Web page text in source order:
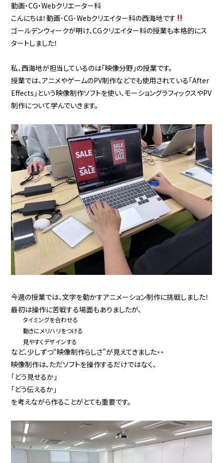
動画・CG・Webクリエーター科
こんにちは！動画･CG･Webクリエイター科の西海地です
ゴールデンウィークが明け、CGクリエイター科の授業も本格的にス
タートしました！
私、西海地が担当しているのは「映像分野」の授業です。
授業では、アニメやゲームのPV制作などでも使用されている「After
Effects」という映像制作ソフトを使い、モーショングラフィックスやPV
制作について学んでいきます。
今週の授業では、文字を動かすアニメーション制作に挑戦しました！
最初は操作に苦戦する場面もありましたが、
タイミングを合わせる
動きにメリハリをつける
見やすくデザインする
など、少しずつ“映像制作らしさ”が見えてきました
映像制作は、ただソフトを操作するだけではなく、
「どう見せるか」
「どう伝えるか」
を考えながら作ることがとても重要です。